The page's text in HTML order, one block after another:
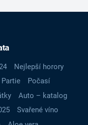
Nejlepší horory
Partie
Počasí
Auto – katalog
Svařené víno